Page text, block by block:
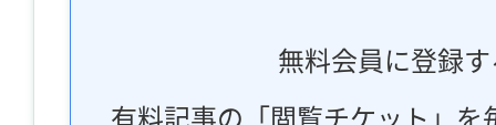
無料会員に登録
有料記事の「閲覧チケット」